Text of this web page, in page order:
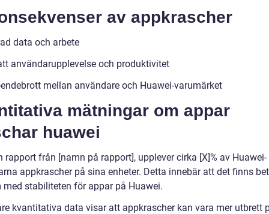
av appkrascher
data och arbete
användarupplevelse och produktivitet
mellan användare och Huawei-varumärket
mätningar om appar
huawei
rapport från [namn på rapport], upplever cirka [X]% av Huawei-
appkrascher på sina enheter. Detta innebär att det finns
med stabiliteten för appar på Huawei.
kvantitativa data visar att appkrascher kan vara mer utbrett